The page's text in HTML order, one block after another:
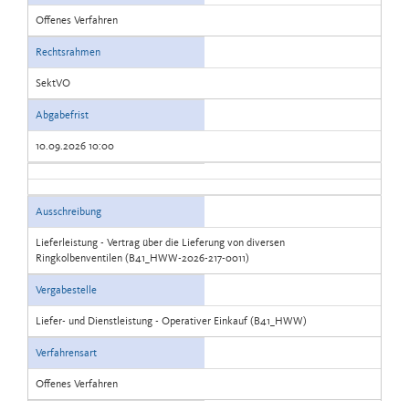
Offenes Verfahren
Rechtsrahmen
SektVO
Abgabefrist
10.09.2026 10:00
Ausschreibung
Lieferleistung - Vertrag über die Lieferung von diversen
Ringkolbenventilen (B41_HWW-2026-217-0011)
Vergabestelle
Liefer- und Dienstleistung - Operativer Einkauf (B41_HWW)
Verfahrensart
Offenes Verfahren